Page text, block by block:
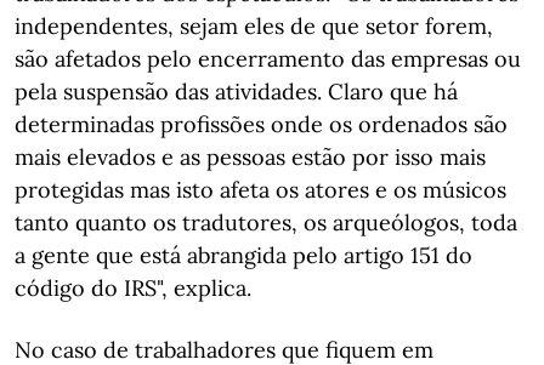
independentes, sejam eles de que setor forem,
são afetados pelo encerramento das empresas ou
pela suspensão das atividades. Claro que há
determinadas profissões onde os ordenados são
mais elevados e as pessoas estão por isso mais
protegidas mas isto afeta os atores e os músicos
tanto quanto os tradutores, os arqueólogos, toda
a gente que está abrangida pelo artigo 151 do
código do IRS", explica.
No caso de trabalhadores que fiquem em